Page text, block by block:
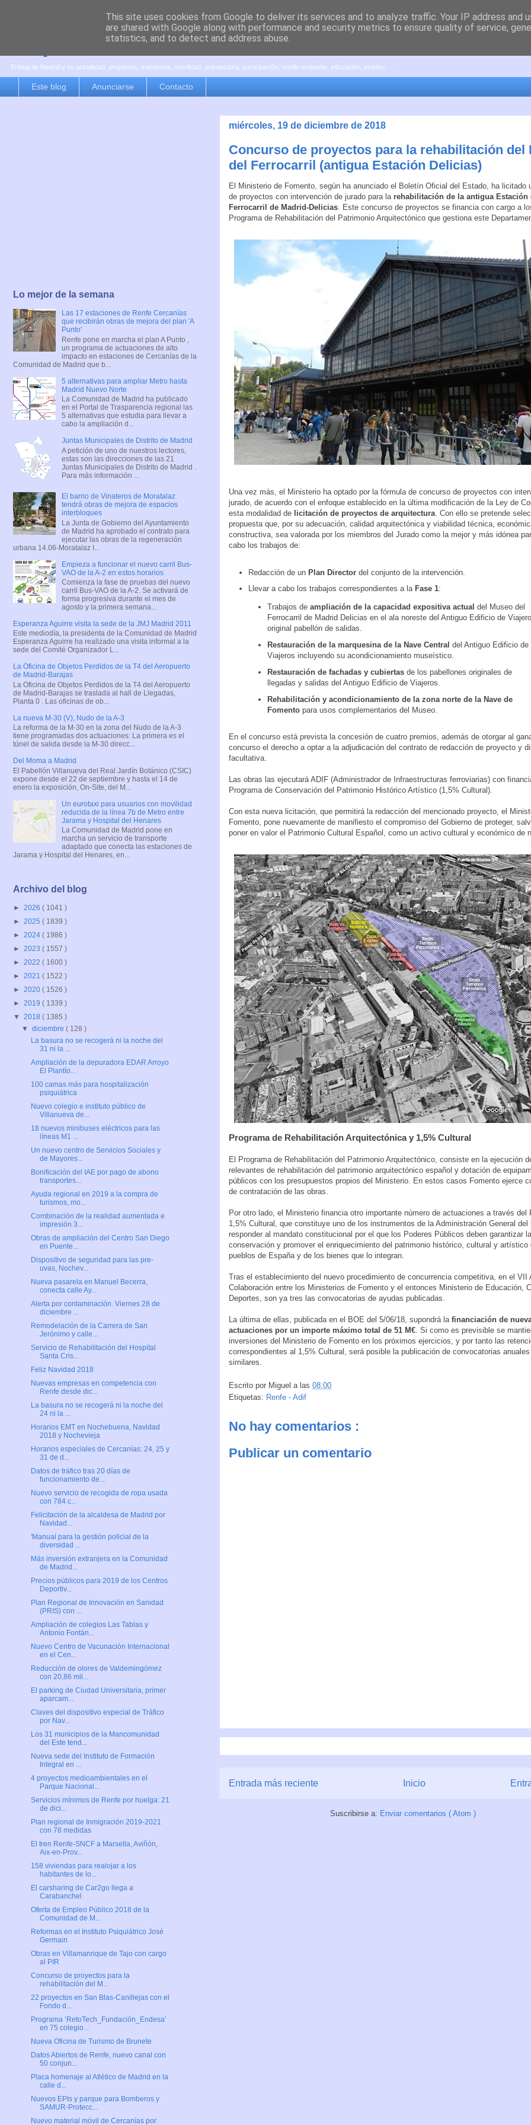
es por madrid
El blog de Madrid y su actualidad, proyectos, transporte, movilidad, arquitectura, participación, medio ambiente, educación, empleo, ...
Este blog Anunciarse Contacto
miércoles, 19 de diciembre de 2018
Concurso de proyectos para la rehabilitación del
del Ferrocarril (antigua Estación Delicias)
El Ministerio de Fomento, según ha anunciado el Boletín Oficial del Estado, ha licitado
de proyectos con intervención de jurado para la rehabilitación de la antigua Estación
Ferrocarril de Madrid-Delicias . Este concurso de proyectos se financia con cargo a
Programa de Rehabilitación del Patrimonio Arquitectónico que gestiona este
Una vez más, el Ministerio ha optado por la fórmula de concurso de proyectos con
jurado, de acuerdo con el enfoque establecido en la última modificación de la Ley de
esta modalidad de licitación de proyectos de arquitectura . Con ello se pretende
propuesta que, por su adecuación, calidad arquitectónica y viabilidad técnica,
constructiva, sea valorada por los miembros del Jurado como la mejor y más idónea
cabo los trabajos de:
Redacción de un Plan Directordel conjunto de la intervención.
Llevar a cabo los trabajos correspondientes a la Fase 1:
Trabajos de ampliación de la capacidad expositiva actual del Museo del
Ferrocarril de Madrid Delicias en el ala noreste del Antiguo Edificio de
original pabellón de salidas.
Restauración de la marquesina de la Nave Central del Antiguo Edificio de
Viajeros incluyendo su acondicionamiento museístico.
Restauración de fachadas y cubiertas de los pabellones originales de
llegadas y salidas del Antiguo Edificio de Viajeros.
Rehabilitación y acondicionamiento de la zona norte de la Nave de
Fomento para usos complementarios del Museo.
En el concurso está prevista la concesión de cuatro premios, además de otorgar al
concurso el derecho a optar a la adjudicación del contrato de redacción de proyecto y
facultativa.
Las obras las ejecutará ADIF (Administrador de Infraestructuras ferroviarias) con
Programa de Conservación del Patrimonio Histórico Artístico (1,5% Cultural).
Con esta nueva licitación, que permitirá la redacción del mencionado proyecto, el
Fomento, pone nuevamente de manifiesto el compromiso del Gobierno de proteger,
poner en valor el Patrimonio Cultural Español, como un activo cultural y económico de
Programa de Rehabilitación Arquitectónica y 1,5% Cultural
El Programa de Rehabilitación del Patrimonio Arquitectónico, consiste en la ejecución
relevantes de rehabilitación del patrimonio arquitectónico español y dotación de
públicos con los presupuestos propios del Ministerio. En estos casos Fomento ejerce
de contratación de las obras.
Por otro lado, el Ministerio financia otro importante número de actuaciones a través del
1,5% Cultural, que constituye uno de los instrumentos de la Administración General del
responder al mandato constitucional por el que los Poderes Públicos deben garantizar la
conservación y promover el enriquecimiento del patrimonio histórico, cultural y artístico
pueblos de España y de los bienes que lo integran.
Tras el establecimiento del nuevo procedimiento de concurrencia competitiva, en el VII
Colaboración entre los Ministerios de Fomento y el entonces Ministerio de Educación,
Deportes, son ya tres las convocatorias de ayudas publicadas.
La última de ellas, publicada en el BOE del 5/06/18, supondrá la financiación de
actuaciones por un importe máximo total de 51 M€. Si como es previsible se
inversiones del Ministerio de Fomento en los próximos ejercicios, y por tanto las
correspondientes al 1,5% Cultural, será posible la publicación de convocatorias
similares.
Escrito por Miguel a las 08:00
Etiquetas: Renfe - Adif
No hay comentarios :
Publicar un comentario
Entrada más reciente Inicio
Suscribirse a: Enviar comentarios ( Atom )
Lo mejor de la semana
Las 17 estaciones de Renfe Cercanías
que recibirán obras de mejora del plan 'A
Punto'
Renfe pone en marcha el plan A Punto ,
un programa de actuaciones de alto
impacto en estaciones de Cercanías de la
Comunidad de Madrid que b...
5 alternativas para ampliar Metro hasta
Madrid Nuevo Norte
La Comunidad de Madrid ha publicado
en el Portal de Trasparencia regional las
5 alternativas que estudia para llevar a
cabo la ampliación d...
Juntas Municipales de Distrito de Madrid
A petición de uno de nuestros lectores,
estas son las direcciones de las 21
Juntas Municipales de Distrito de Madrid .
Para más información ...
El barrio de Vinateros de Moratalaz
tendrá obras de mejora de espacios
interbloques
La Junta de Gobierno del Ayuntamiento
de Madrid ha aprobado el contrato para
ejecutar las obras de la regeneración
urbana 14.06-Moratalaz I...
Empieza a funcionar el nuevo carril Bus-
VAO de la A-2 en estos horarios
Comienza la fase de pruebas del nuevo
carril Bus-VAO de la A-2. Se activará de
forma progresiva durante el mes de
agosto y la primera semana...
Esperanza Aguirre visita la sede de la JMJ Madrid 2011
Este mediodía, la presidenta de la Comunidad de Madrid
Esperanza Aguirre ha realizado una visita informal a la
sede del Comité Organizador L...
La Oficina de Objetos Perdidos de la T4 del Aeropuerto
de Madrid-Barajas
La Oficina de Objetos Perdidos de la T4 del Aeropuerto
de Madrid-Barajas se traslada al hall de Llegadas,
Planta 0 . Las oficinas de ob...
La nueva M-30 (V), Nudo de la A-3
La reforma de la M-30 en la zona del Nudo de la A-3
tiene programadas dos actuaciones: La primera es el
túnel de salida desde la M-30 direcc...
Del Moma a Madrid
El Pabellón Villanueva del Real Jardín Botánico (CSIC)
expone desde el 22 de septiembre y hasta el 14 de
enero la exposición, On-Site, del M...
Un eurotaxi para usuarios con movilidad
reducida de la línea 7b de Metro entre
Jarama y Hospital del Henares
La Comunidad de Madrid pone en
marcha un servicio de transporte
adaptado que conecta las estaciones de
Jarama y Hospital del Henares, en...
Archivo del blog
► 2026 ( 1041 )
► 2025 ( 1839 )
► 2024 ( 1986 )
► 2023 ( 1557 )
► 2022 ( 1600 )
► 2021 ( 1522 )
► 2020 ( 1526 )
► 2019 ( 1339 )
▼ 2018 ( 1385 )
▼diciembre( 128 )
La basura no se recogerá ni la noche del
31 ni la ...
Ampliación de la depuradora EDAR Arroyo
El Plantío...
100 camas más para hospitalización
psiquiátrica
Nuevo colegio e instituto público de
Villanueva de...
18 nuevos minibuses eléctricos para las
líneas M1 ...
Un nuevo centro de Servicios Sociales y
de Mayores...
Bonificación del IAE por pago de abono
transportes...
Ayuda regional en 2019 a la compra de
turismos, mo...
Combinación de la realidad aumentada e
impresión 3...
Obras de ampliación del Centro San Diego
en Puente...
Dispositivo de seguridad para las pre-
uvas, Nochev...
Nueva pasarela en Manuel Becerra,
conecta calle Ay...
Alerta por contaminación. Viernes 28 de
diciembre ...
Remodelación de la Carrera de San
Jerónimo y calle...
Servicio de Rehabilitación del Hospital
Santa Cris...
Feliz Navidad 2018
Nuevas empresas en competencia con
Renfe desde dic...
La basura no se recogerá ni la noche del
24 ni la ...
Horarios EMT en Nochebuena, Navidad
2018 y Nochevieja
Horarios especiales de Cercanías: 24, 25 y
31 de d...
Datos de tráfico tras 20 días de
funcionamiento de...
Nuevo servicio de recogida de ropa usada
con 784 c...
Felicitación de la alcaldesa de Madrid por
Navidad...
'Manual para la gestión policial de la
diversidad ...
Más inversión extranjera en la Comunidad
de Madrid...
Precios públicos para 2019 de los Centros
Deportiv...
Plan Regional de Innovación en Sanidad
(PRIS) con ...
Ampliación de colegios Las Tablas y
Antonio Fontán...
Nuevo Centro de Vacunación Internacional
en el Cen...
Reducción de olores de Valdemingómez
con 20,86 mil...
El parking de Ciudad Universitaria, primer
aparcam...
Claves del dispositivo especial de Tráfico
por Nav...
Los 31 municipios de la Mancomunidad
del Este tend...
Nueva sede del Instituto de Formación
Integral en ...
4 proyectos medioambientales en el
Parque Nacional...
Servicios mínimos de Renfe por huelga: 21
de dici...
Plan regional de Inmigración 2019-2021
con 78 medidas
El tren Renfe-SNCF a Marsella, Aviñón,
Aix-en-Prov...
158 viviendas para realojar a los
habitantes de lo...
El carsharing de Car2go llega a
Carabanchel
Oferta de Empleo Público 2018 de la
Comunidad de M...
Reformas en el Instituto Psiquiátrico José
Germain
Obras en Villamanrique de Tajo con cargo
al PIR
Concurso de proyectos para la
rehabilitación del M...
22 proyectos en San Blas-Canillejas con el
Fondo d...
Programa ‘RetoTech_Fundación_Endesa’
en 75 colegio...
Nueva Oficina de Turismo de Brunete
Datos Abiertos de Renfe, nuevo canal con
50 conjun...
Placa homenaje al Atlético de Madrid en la
calle d...
Nuevos EPIs y parque para Bomberos y
SAMUR-Protecc...
Nuevo material móvil de Cercanías por
This site uses cookies from Google to deliver its services and to analyze traffic. Your IP address and
are shared with Google along with performance and security metrics to ensure quality of service,
statistics, and to detect and address abuse.